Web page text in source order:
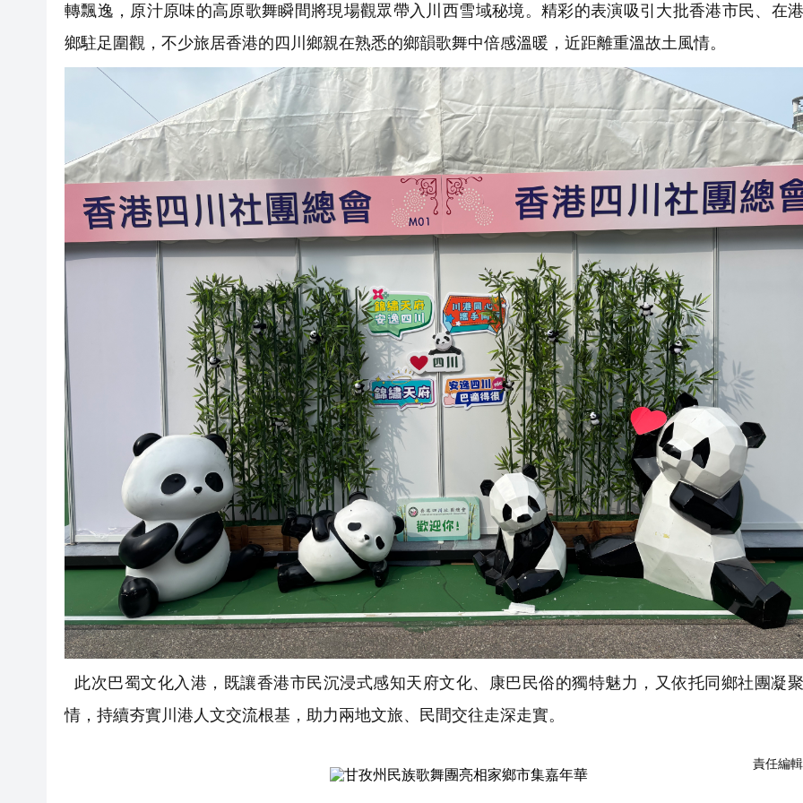
轉飄逸，原汁原味的高原歌舞瞬間將現場觀眾帶入川西雪域秘境。精彩的表演吸引大批香港市民、在
鄉駐足圍觀，不少旅居香港的四川鄉親在熟悉的鄉韻歌舞中倍感溫暖，近距離重溫故土風情。
此次巴蜀文化入港，既讓香港市民沉浸式感知天府文化、康巴民俗的獨特魅力，又依托同鄉社團凝
情，持續夯實川港人文交流根基，助力兩地文旅、民間交往走深走實。
責任編